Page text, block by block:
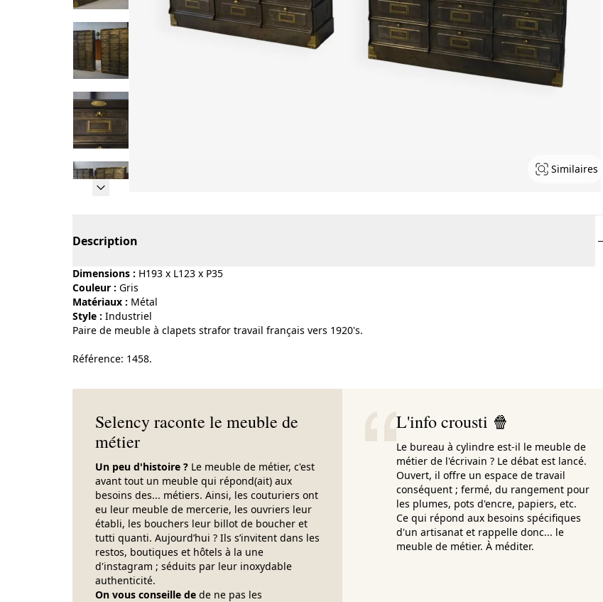
Similaires
Description
Dimensions : H193 x L123 x P35
Couleur :
gris
Matériaux :
métal
Style : industriel
Paire de meuble à clapets strafor travail français vers 1920's.
Référence: 1458.
Selency raconte le meuble de
métier
Un peu d'histoire ? Le meuble de métier, c'est
avant tout un meuble qui répond(ait) aux
besoins des... métiers. Ainsi, les couturiers ont
eu leur meuble de mercerie, les ouvriers leur
établi, les bouchers leur billot de boucher et
tutti quanti. Aujourd’hui ? Ils s’invitent dans les
restos, boutiques et hôtels à la une
d'instagram ; séduits par leur inoxydable
authenticité.
On vous conseille de de ne pas les
L'info crousti 🍿
Le bureau à cylindre est-il le meuble de
métier de l'écrivain ? Le débat est lancé.
Ouvert, il offre un espace de travail
conséquent ; fermé, du rangement pour
les plumes, pots d'encre, papiers, etc.
Ce qui répond aux besoins spécifiques
d'un artisanat et rappelle donc... le
meuble de métier. À méditer.